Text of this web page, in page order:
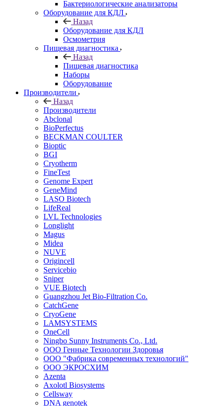
Бактериологические анализаторы
Оборудование для КДЛ
Назад
Оборудование для КДЛ
Осмометрия
Пищевая диагностика
Назад
Пищевая диагностика
Наборы
Оборудование
Производители
Назад
Производители
Abclonal
BioPerfectus
BECKMAN COULTER
Bioptic
BGI
Cryotherm
FineTest
Genome Expert
GeneMind
LASO Biotech
LifeReal
LVL Technologies
Longlight
Magus
Midea
NUVE
Origincell
Servicebio
Sniper
VUE Biotech
Guangzhou Jet Bio-Filtration Co.
CatchGene
CryoGene
LAMSYSTEMS
OneCell
Ningbo Sunny Instruments Co., Ltd.
ООО Генные Технологии Здоровья
ООО "Фабрика современных технологий"
ООО ЭКРОСХИМ
Azenta
Axolotl Biosystems
Cellsway
DNA genotek